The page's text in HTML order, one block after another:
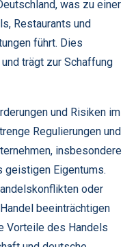
was zu einer
Restaurants und
führt. Dies
trägt zur Schaffung
und Risiken im
Regulierungen und
insbesondere
geistigen Eigentums.
oder
beeinträchtigen
Vorteile des Handels